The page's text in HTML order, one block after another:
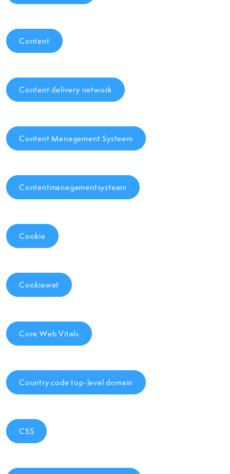
Content
Content delivery network
Content Management Systeem
Contentmanagementsysteem
Cookie
Cookiewet
Core Web Vitals
Country code top-level domain
CSS